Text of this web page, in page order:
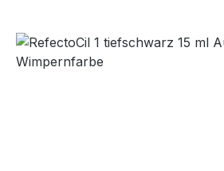
Bildergalerie überspringen